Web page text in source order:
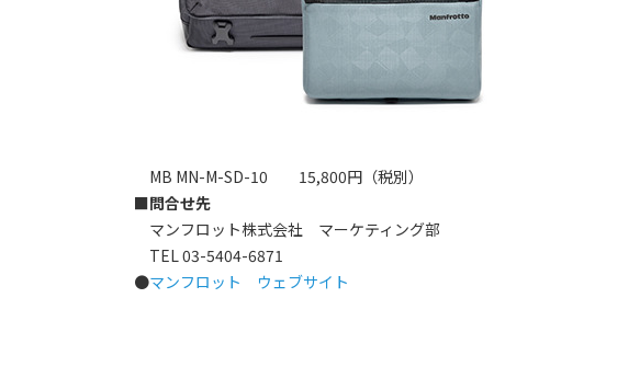
MB MN-M-SD-10 15,800円（税別）
■問合せ先
マンフロット株式会社 マーケティング部
TEL 03-5404-6871
●マンフロット ウェブサイト